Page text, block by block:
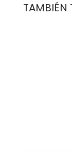
TAMBIÉN